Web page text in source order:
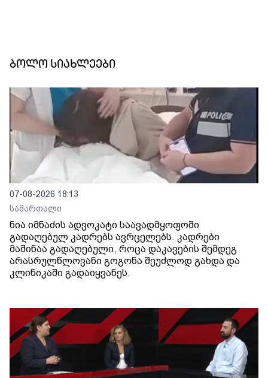
ბოლო სიახლეები
07-08-2026 18:13
სამართალი
ნია იმნაძის ადვოკატი საავადმყოფოში
გადაღებულ კადრებს ავრცელებს. კადრები
მაშინაა გადაღებული, როცა დაკავების შემდეგ
არასრულწლოვანი გოგონა შეუძლოდ გახდა და
კლინიკაში გადაიყვანეს.